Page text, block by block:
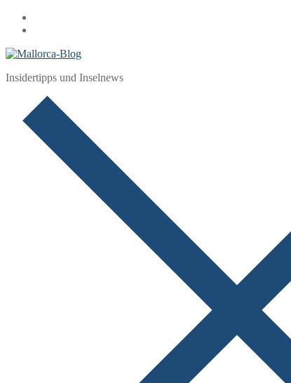
Zum
Inhalt
Menü
Schließen
Insidertipps und Inselnews